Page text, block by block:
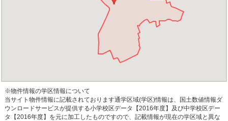
※物件情報の学区情報について
当サイト物件情報に記載されております通学区域(学区)情報は、国土数値情報ダ
ウンロードサービスが提供する小学校区データ【2016年度】及び中学校区デー
タ【2016年度】を元に加工したものですので、記載情報が現在の学区域と異な